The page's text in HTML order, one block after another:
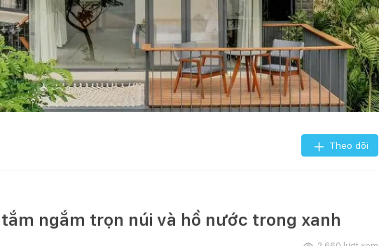
Theo dõi
ngắm trọn núi và hồ nước trong xanh